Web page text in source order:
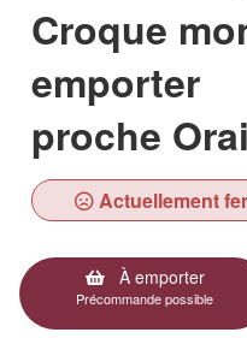
Croque
emporter
proche
Actuellement
À emporter
Précommande possible